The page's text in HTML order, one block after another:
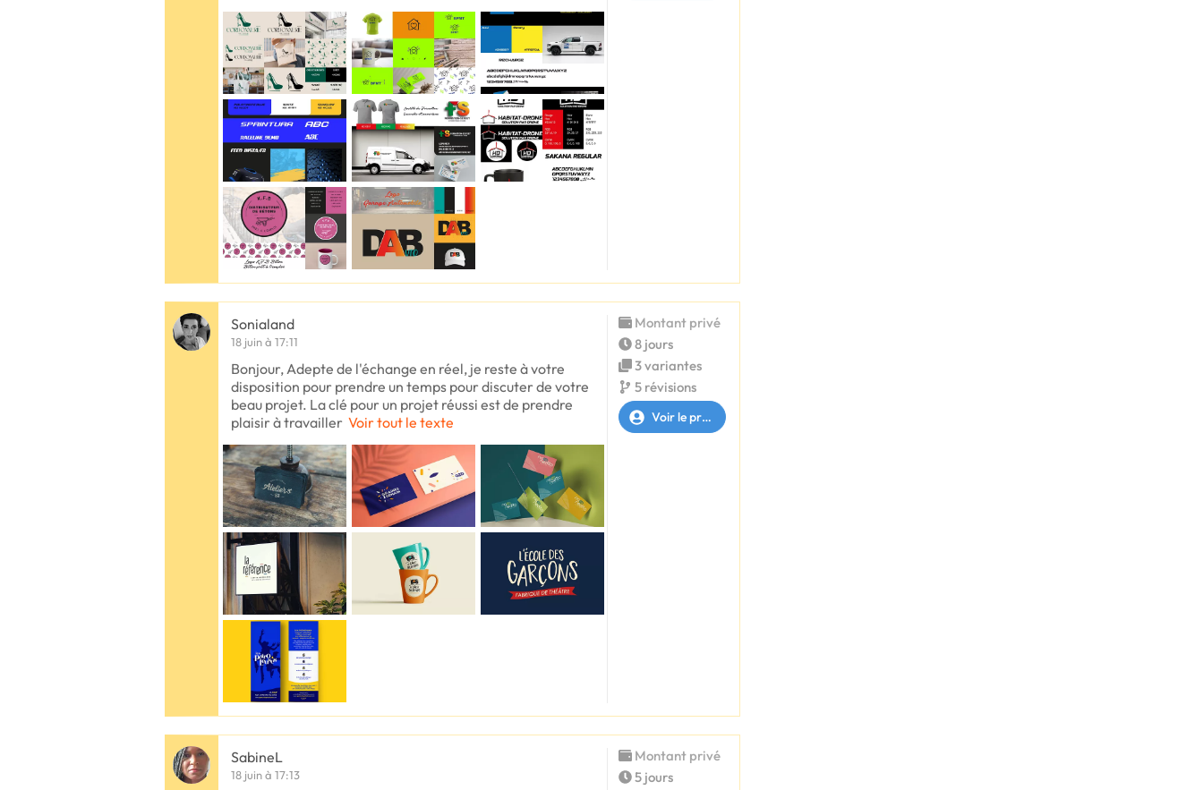
Sonialand
18 juin à 17:11
Bonjour, Adepte de l'échange en réel, je reste à votre
disposition pour prendre un temps pour discuter de votre
beau projet. La clé pour un projet réussi est de prendre
plaisir à travailler Voir tout le texte
Montant privé
8 jours
3 variantes
5 révisions
Voir le profil
SabineL
18 juin à 17:13
Montant privé
5 jours